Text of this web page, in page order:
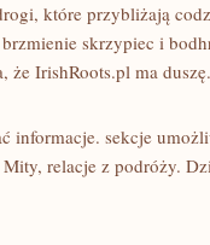
które przybliżają
skrzypiec i
IrishRoots.pl ma duszę.
informacje. sekcje
relacje z podróży.